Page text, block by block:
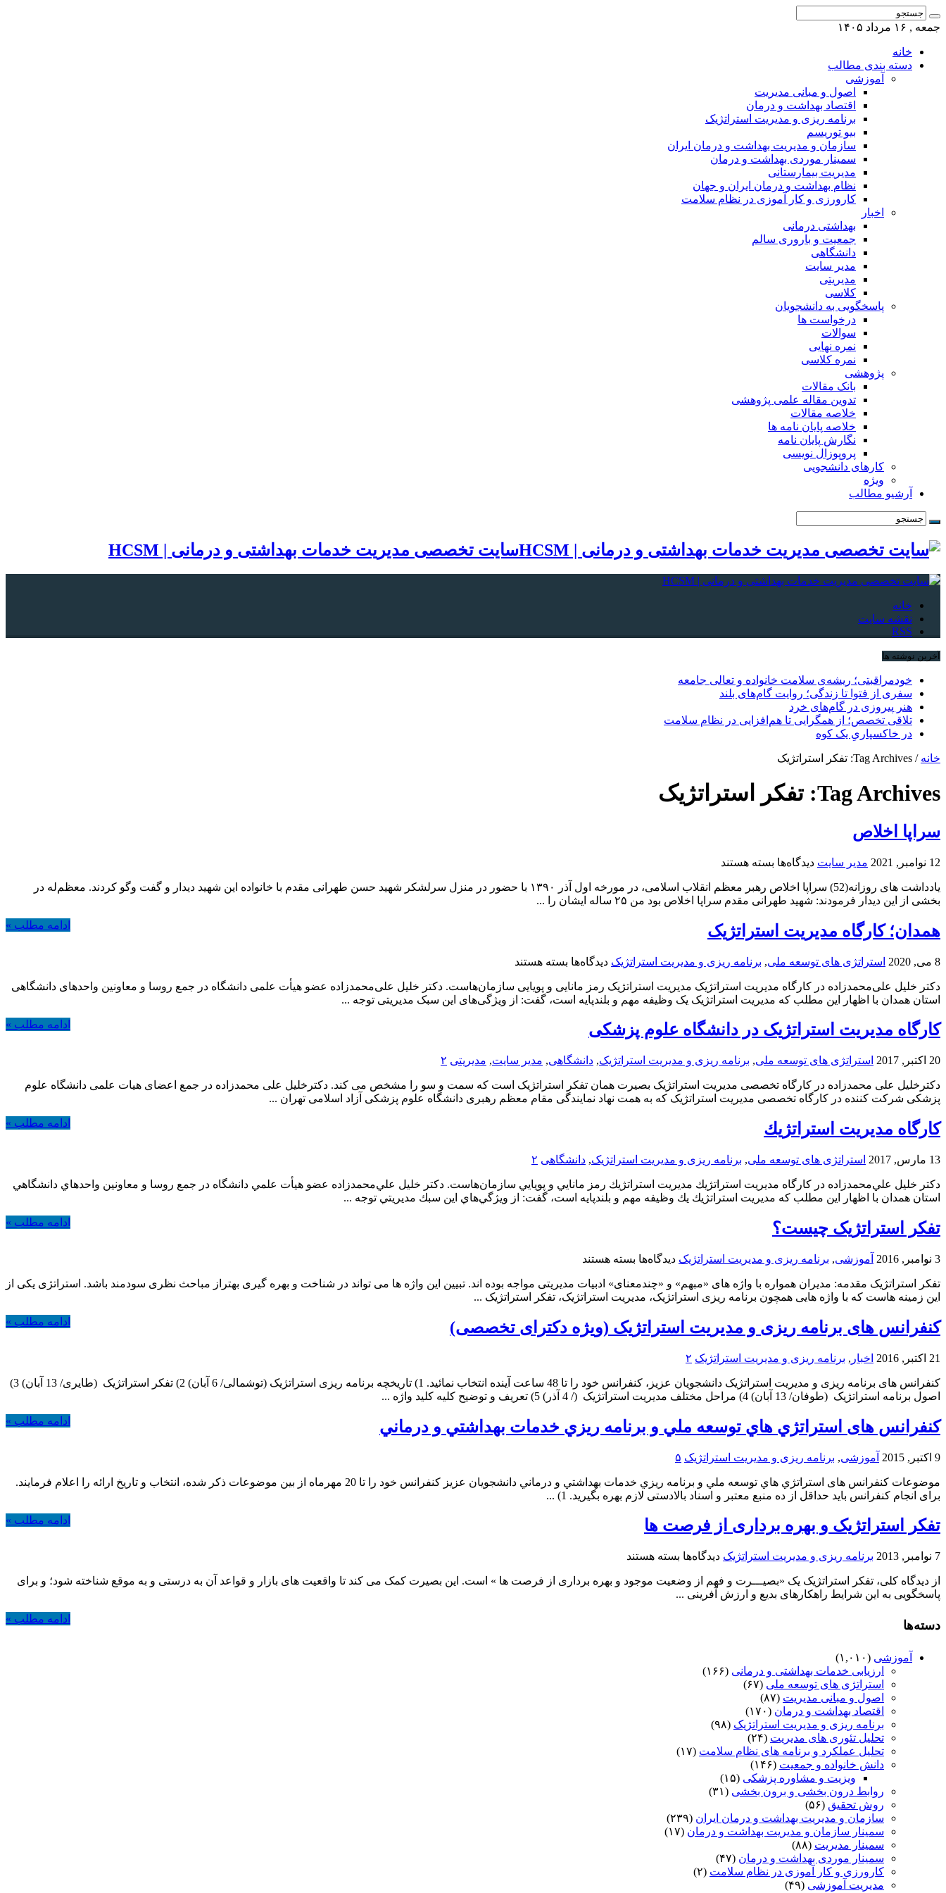
جمعه , ۱۶ مرداد ۱۴۰۵
خانه
دسته بندی مطالب
آموزشی
اصول و مبانی مدیریت
اقتصاد بهداشت و درمان
برنامه ریزی و مدیریت استراتژیک
بیو توریسم
سازمان و مدیریت بهداشت و درمان ایران
سمینار موردی بهداشت و درمان
مدیریت بیمارستانی
نظام بهداشت و درمان ایران و جهان
کارورزی و کار آموزی در نظام سلامت
اخبار
بهداشتی درمانی
جمعیت و باروری سالم
دانشگاهی
مدیر سایت
مدیریتی
کلاسی
پاسخگویی به دانشجویان
درخواست ها
سوالات
نمره نهایی
نمره کلاسی
پژوهشی
بانک مقالات
تدوین مقاله علمی پژوهشی
خلاصه مقالات
خلاصه پایان نامه ها
نگارش پایان نامه
پروپوزال نویسی
کارهای دانشجویی
ویژه
آرشیو مطالب
سایت تخصصی مدیریت خدمات بهداشتی و درمانی | HCSM
خانه
نقشه سایت
RSS
آخرین نوشته ها
خودمراقبتی؛ ریشه‌ی سلامت خانواده و تعالی جامعه
سفری از فتوا تا زندگی؛ روایت گام‌های بلند
هنر پیروزی در گام‌های خرد
تلاقی تخصص؛ از همگرایی تا هم‌افزایی در نظام سلامت
در خاکسپاریِ یک کوه
خانه / Tag Archives: تفکر استراتژیک
Tag Archives: تفکر استراتژیک
سراپا اخلاص
12 نوامبر, 2021 مدیر سایت دیدگاه‌ها برای
اخلاص
بسته هستند
یادداشت های روزانه(52) سراپا اخلاص رهبر معظم انقلاب اسلامی، در مورخه اول آذر ۱۳۹۰ با حضور در منزل سرلشکر شهید حسن طهرانی مقدم با خانواده این شهید دیدار و گفت‌ وگو کردند. معظم‌له در
بخشی از این دیدار فرمودند: شهید طهرانی مقدم سراپا اخلاص بود من ۲۵ ساله ایشان را ...
ادامه مطلب » همدان؛ کارگاه مدیریت استراتژیک
8 می, 2020 استراتژی های توسعه ملی, برنامه ریزی و مدیریت استراتژیک دیدگاه‌ها برای
کارگاه
مدیریت
بسته هستند
دکتر خلیل علی‌محمدزاده در کارگاه مدیریت استراتژیک مدیریت استراتژیک رمز مانایی و پویایی سازمان‌هاست. دکتر خلیل علی‌محمدزاده عضو هیأت علمی دانشگاه در جمع روسا و معاونین واحدهای دانشگاهی
استان همدان با اظهار این مطلب که مدیریت استراتژیک یک وظیفه مهم و بلندپایه است، گفت: از ویژگی‌های این سبک مدیریتی توجه ...
ادامه مطلب » کارگاه مدیریت استراتژیک در دانشگاه علوم پزشکی
20 اکتبر, 2017 استراتژی های توسعه ملی, برنامه ریزی و مدیریت استراتژیک, دانشگاهی, مدیر سایت, مدیریتی ۲
دکترخلیل علی محمدزاده در کارگاه تخصصی مدیریت استراتژیک بصیرت همان تفکر استراتژیک است که سمت و سو را مشخص می کند. دکترخلیل علی محمدزاده در جمع اعضای هیات علمی دانشگاه علوم
پزشکی شرکت کننده در کارگاه تخصصی مدیریت استراتژیک که به همت نهاد نمایندگی مقام معظم رهبری دانشگاه علوم پزشکی آزاد اسلامی تهران ...
ادامه مطلب » كارگاه مديريت استراتژيك
13 مارس, 2017 استراتژی های توسعه ملی, برنامه ریزی و مدیریت استراتژیک, دانشگاهی ۲
دكتر خليل علي‌محمدزاده در كارگاه مديريت استراتژيك مديريت استراتژيك رمز مانايي و پويايي سازمان‌هاست. دكتر خليل علي‌محمدزاده عضو هيأت علمي دانشگاه در جمع روسا و معاونين واحدهاي دانشگاهي
استان همدان با اظهار اين مطلب كه مديريت استراتژيك يك وظيفه مهم و بلندپايه است، گفت: از ويژگي‌هاي اين سبك مديريتي توجه ...
ادامه مطلب » تفکر استراتژیک چیست؟
3 نوامبر, 2016 آموزشی, برنامه ریزی و مدیریت استراتژیک دیدگاه‌ها برای
استراتژیک
چیست؟
بسته هستند
تفکر استراتژیک مقدمه: مدیران همواره با واژه های «مبهم» و «چندمعنای» ادبیات مدیریتی مواجه بوده اند. تبیین این واژه ها می تواند در شناخت و بهره گیری بهتراز مباحث نظری سودمند باشد. استراتژی یکی از
این زمینه هاست که با واژه هایی همچون برنامه ریزی استراتژیک، مدیریت استراتژیک، تفکر استراتژیک ...
ادامه مطلب » کنفرانس های برنامه ریزی و مدیریت استراتژیک (ویژه دکترای تخصصی)
21 اکتبر, 2016 اخبار , برنامه ریزی و مدیریت استراتژیک ۲
کنفرانس های برنامه ریزی و مدیریت استراتژیک دانشجویان عزیز، کنفرانس خود را تا 48 ساعت آینده انتخاب نمائید. 1) تاریخچه برنامه ریزی استراتژیک (توشمالی/ 6 آبان) 2) تفکر استراتژیک (طایری/ 13 آبان) 3)
اصول برنامه استراتژیک (طوفان/ 13 آبان) 4) مراحل مختلف مدیریت استراتژیک (/ 4 آذر) 5) تعریف و توضیح کلیه کلید واژه ...
ادامه مطلب » کنفرانس های استراتژي هاي توسعه ملي و برنامه ريزي خدمات بهداشتي و درماني
9 اکتبر, 2015 آموزشی, برنامه ریزی و مدیریت استراتژیک ۵
موضوعات کنفرانس های استراتژي هاي توسعه ملي و برنامه ريزي خدمات بهداشتي و درماني دانشجویان عزیز کنفرانس خود را تا 20 مهرماه از بین موضوعات ذکر شده، انتخاب و تاریخ ارائه را اعلام فرمایند.
برای انجام کنفرانس باید حداقل از ده منبع معتبر و اسناد بالادستی لازم بهره بگیرید. 1) ...
ادامه مطلب » تفکر استراتژیک و بهره برداری از فرصت ها
7 نوامبر, 2013 برنامه ریزی و مدیریت استراتژیک دیدگاه‌ها برای
استراتژیک
و
بسته هستند
از دیدگاه کلی، تفکر استراتژیک یک «بصیـــرت و فهم از وضعیت موجود و بهره برداری از فرصت ها » است. این بصیرت کمک می کند تا واقعیت های بازار و قواعد آن به درستی و به موقع شناخته شود؛ و برای
پاسخگویی به این شرایط راهکارهای بدیع و ارزش آفرینی ...
ادامه مطلب » دسته‌ها
آموزشی (۱,۰۱۰)
ارزیابی خدمات بهداشتی و درمانی (۱۶۶)
استراتژی های توسعه ملی (۶۷)
اصول و مبانی مدیریت (۸۷)
اقتصاد بهداشت و درمان (۱۷۰)
برنامه ریزی و مدیریت استراتژیک (۹۸)
تحلیل تئوری های مدیریت (۲۴)
تحلیل عملکرد و برنامه های نظام سلامت (۱۷)
دانش خانواده و جمعیت (۱۴۶)
ویزیت و مشاوره پزشکی (۱۵)
روابط درون بخشی و برون بخشی (۳۱)
روش تحقیق (۵۶)
سازمان و مدیریت بهداشت و درمان ایران (۲۳۹)
سمینار سازمان و مدیریت بهداشت و درمان (۱۷)
سمینار مدیریت (۸۸)
سمینار موردی بهداشت و درمان (۴۷)
کارورزی و کار آموزی در نظام سلامت (۲)
مدیریت آموزشی (۴۹)